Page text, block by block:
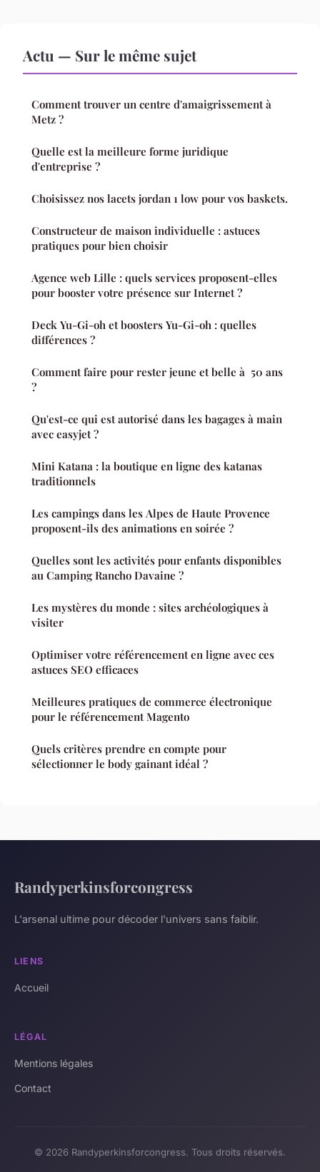
Actu — Sur le même sujet
Comment trouver un centre d'amaigrissement à
Metz ?
Quelle est la meilleure forme juridique
d'entreprise ?
Choisissez nos lacets jordan 1 low pour vos baskets.
Constructeur de maison individuelle : astuces
pratiques pour bien choisir
Agence web Lille : quels services proposent-elles
pour booster votre présence sur Internet ?
Deck Yu-Gi-oh et boosters Yu-Gi-oh : quelles
différences ?
Comment faire pour rester jeune et belle à 50 ans
?
Qu'est-ce qui est autorisé dans les bagages à main
avec easyjet ?
Mini Katana : la boutique en ligne des katanas
traditionnels
Les campings dans les Alpes de Haute Provence
proposent-ils des animations en soirée ?
Quelles sont les activités pour enfants disponibles
au Camping Rancho Davaine ?
Les mystères du monde : sites archéologiques à
visiter
Optimiser votre référencement en ligne avec ces
astuces SEO efficaces
Meilleures pratiques de commerce électronique
pour le référencement Magento
Quels critères prendre en compte pour
sélectionner le body gainant idéal ?
Randyperkinsforcongress
L'arsenal ultime pour décoder l'univers sans faiblir.
LIENS
Accueil
LÉGAL
Mentions légales
Contact
© 2026 Randyperkinsforcongress. Tous droits réservés.